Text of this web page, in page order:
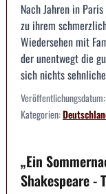
Nach Jahren in
zu ihrem
Wiedersehen mit
der unentwegt die
sich nichts
Veröffentlichungsdatum:
Kategorien:
„Ein
Shakespeare -